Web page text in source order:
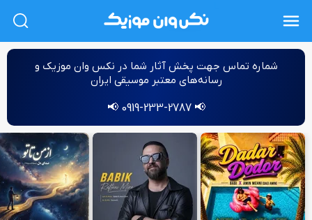
شماره‌ تماس جهت پخش آثار شما در نکس وان موزیک و
رسانه‌های معتبر موسیقی ایران
📢 0919-233-2787 📢